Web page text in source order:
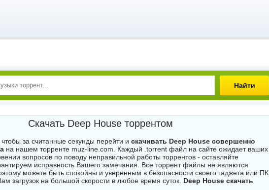
Найти
Скачать Deep House торрентом
за считанные секунды перейти и скачивать Deep House совершенно
на нашем торренте muz-line.com. Каждый .torrent файл на сайте ожидает ваших
вопросов по поводу неправильной работы торрентов - оставляйте
исправность Вашего замечания. Все торрент файлы не являются
можете быть спокойны и уверенным в безопасности своего гаджета или ПК.
загрузок на большой скорости в любое время суток. Deep House скачать